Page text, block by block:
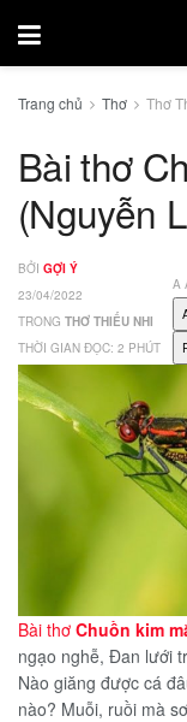
Trang chủ Thơ Thơ
Bài thơ
(Nguyễn
BỞI GỢI Ý
23/04/2022
TRONG THƠ THIẾU NHI
THỜI GIAN ĐỌC: 2 PHÚT
A
Bài thơ Chuồn kim
ngạo nghễ, Đan lưới
Nào giăng được cá
nào? Muỗi, ruồi mà